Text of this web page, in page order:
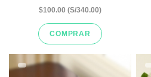
$100.00 (S/340.00)
COMPRAR